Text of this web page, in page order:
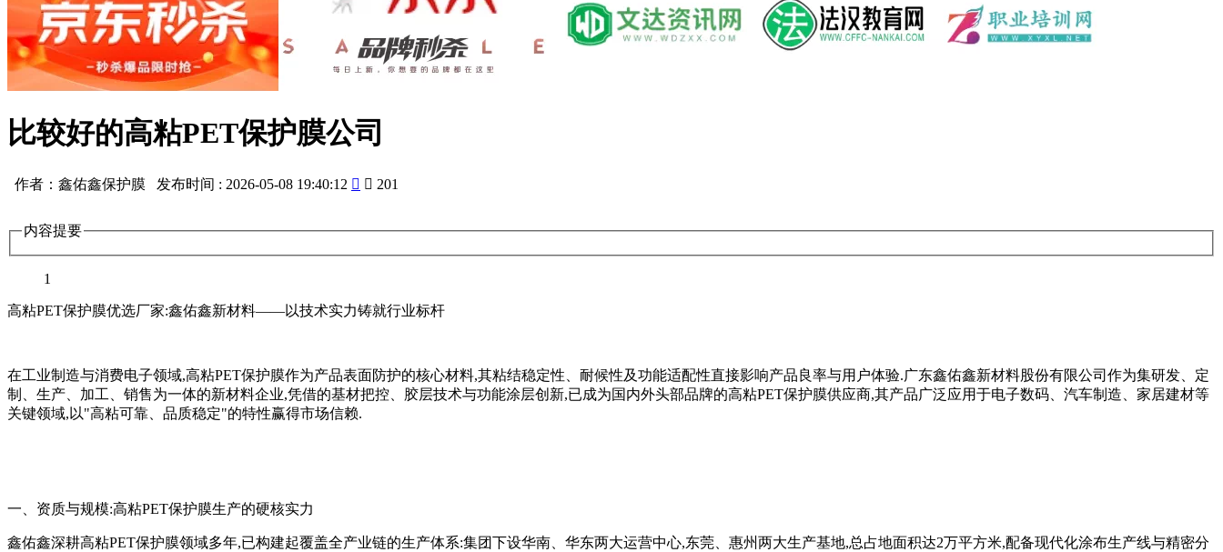
比较好的高粘PET保护膜公司
作者：鑫佑鑫保护膜 发布时间 : 2026-05-08 19:40:12   201
内容提要
1
高粘PET保护膜优选厂家:鑫佑鑫新材料——以技术实力铸就行业标杆
在工业制造与消费电子领域,高粘PET保护膜作为产品表面防护的核心材料,其粘结稳定性、耐候性及功能适配性直接影响产品良率与用户体验.广东鑫佑鑫新材料股份有限公司作为集研发、定
制、生产、加工、销售为一体的新材料企业,凭借的基材把控、胶层技术与功能涂层创新,已成为国内外头部品牌的高粘PET保护膜供应商,其产品广泛应用于电子数码、汽车制造、家居建材等
关键领域,以"高粘可靠、品质稳定"的特性赢得市场信赖.
一、资质与规模:高粘PET保护膜生产的硬核实力
鑫佑鑫深耕高粘PET保护膜领域多年,已构建起覆盖全产业链的生产体系:集团下设华南、华东两大运营中心,东莞、惠州两大生产基地,总占地面积达2万平方米,配备现代化涂布生产线与精密分